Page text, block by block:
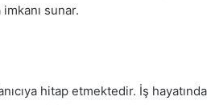
sunar.
hitap etmektedir. İş hayatında